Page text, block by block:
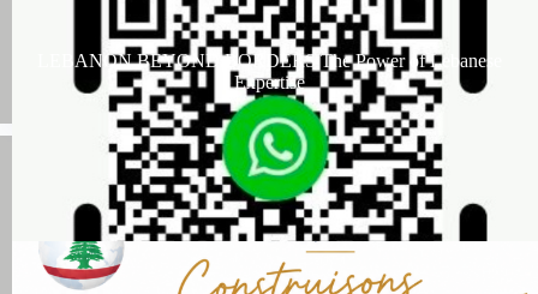
LEBANON BEYOND BORDERS The Power of Lebanese
Expertise